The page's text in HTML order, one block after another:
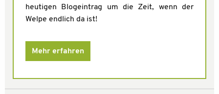
heutigen Blogeintrag um die Zeit, wenn der
Welpe endlich da ist!
Mehr erfahren